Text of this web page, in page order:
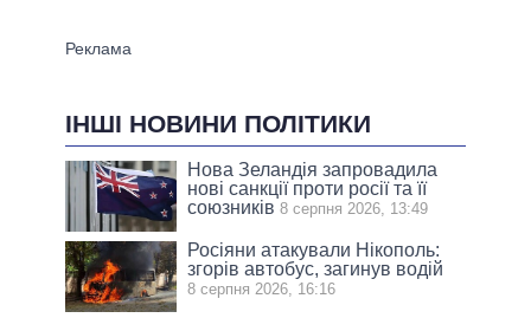
ІНШІ НОВИНИ ПОЛІТИКИ
Нова Зеландія запровадила
нові санкції проти росії та її
союзників 8 серпня 2026, 13:49
Росіяни атакували Нікополь:
згорів автобус, загинув водій
8 серпня 2026, 16:16